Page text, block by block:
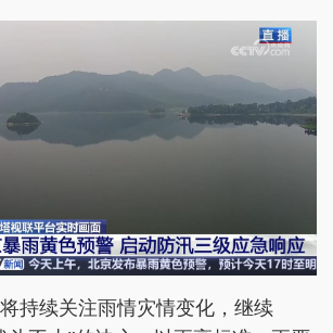
持续关注雨情灾情变化，继续